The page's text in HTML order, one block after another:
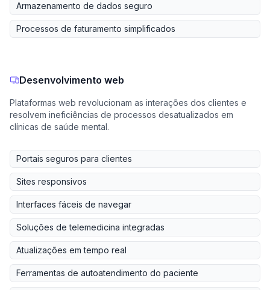
Armazenamento de dados seguro
Processos de faturamento simplificados
Desenvolvimento web
Plataformas web revolucionam as interações dos clientes e
resolvem ineficiências de processos desatualizados em
clínicas de saúde mental.
Portais seguros para clientes
Sites responsivos
Interfaces fáceis de navegar
Soluções de telemedicina integradas
Atualizações em tempo real
Ferramentas de autoatendimento do paciente